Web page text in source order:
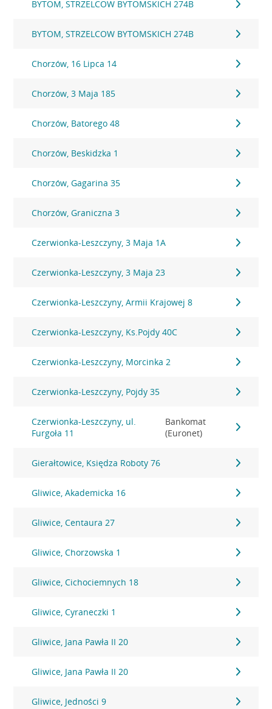
BYTOM, STRZELCOW BYTOMSKICH 274B
BYTOM, STRZELCOW BYTOMSKICH 274B
Chorzów, 16 Lipca 14
Chorzów, 3 Maja 185
Chorzów, Batorego 48
Chorzów, Beskidzka 1
Chorzów, Gagarina 35
Chorzów, Graniczna 3
Czerwionka-Leszczyny, 3 Maja 1A
Czerwionka-Leszczyny, 3 Maja 23
Czerwionka-Leszczyny, Armii Krajowej 8
Czerwionka-Leszczyny, Ks.Pojdy 40C
Czerwionka-Leszczyny, Morcinka 2
Czerwionka-Leszczyny, Pojdy 35
Czerwionka-Leszczyny, ul.
Furgoła 11
Bankomat
(Euronet)
Gierałtowice, Księdza Roboty 76
Gliwice, Akademicka 16
Gliwice, Centaura 27
Gliwice, Chorzowska 1
Gliwice, Cichociemnych 18
Gliwice, Cyraneczki 1
Gliwice, Jana Pawła II 20
Gliwice, Jana Pawła II 20
Gliwice, Jedności 9